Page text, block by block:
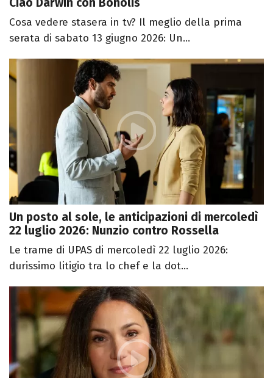
Cosa vedere stasera in tv? Il meglio della prima
serata di sabato 13 giugno 2026: Un...
Un posto al sole, le anticipazioni di mercoledì
22 luglio 2026: Nunzio contro Rossella
Le trame di UPAS di mercoledì 22 luglio 2026:
durissimo litigio tra lo chef e la dot...